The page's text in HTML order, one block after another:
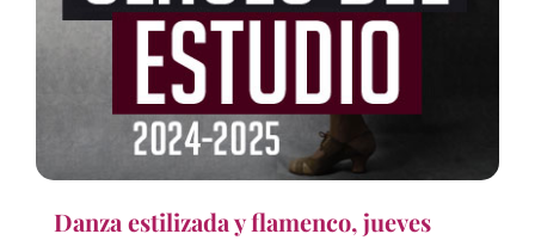
Danza estilizada y flamenco, jueves